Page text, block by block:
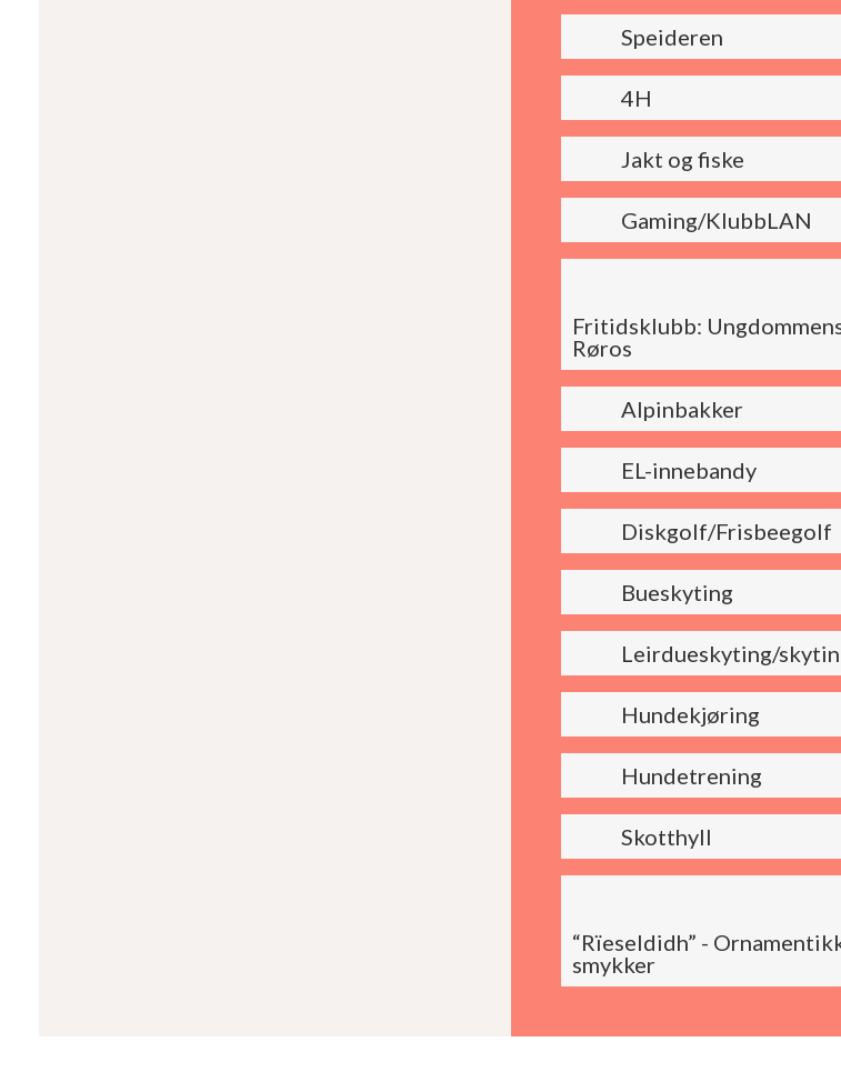
Speideren
4H
Jakt og fiske
Gaming/KlubbLAN
Fritidsklubb:
Røros
Alpinbakker
EL-innebandy
Diskgolf/Frisbeegolf
Bueskyting
Leirdueskyting/
Hundekjøring
Hundetrening
Skotthyll
“Rïeseldidh” -
smykker